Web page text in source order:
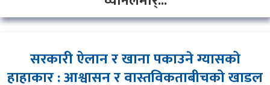
सरकारी ऐलान र खाना पकाउने ग्यासको
हाहाकार : आश्वासन र वास्तविकताबीचको खाडल